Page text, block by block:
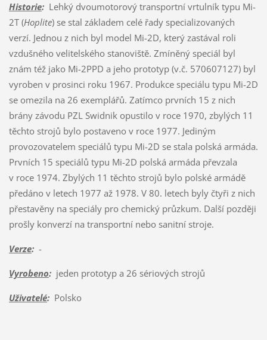
Historie:Lehký dvoumotorový transportní vrtulník typu Mi-
2T (Hoplite) se stal základem celé řady specializovaných
verzí. Jednou z nich byl model Mi-2D, který zastával roli
vzdušného velitelského stanoviště. Zmíněný speciál byl
znám též jako Mi-2PPD a jeho prototyp (v.č. 570607127) byl
vyroben v prosinci roku 1967. Produkce speciálu typu Mi-2D
se omezila na 26 exemplářů. Zatímco prvních 15 z nich
brány závodu PZL Swidnik opustilo v roce 1970, zbylých 11
těchto strojů bylo postaveno v roce 1977. Jediným
provozovatelem speciálů typu Mi-2D se stala polská armáda.
Prvních 15 speciálů typu Mi-2D polská armáda převzala
v roce 1974. Zbylých 11 těchto strojů bylo polské armádě
předáno v letech 1977 až 1978. V 80. letech byly čtyři z nich
přestavěny na speciály pro chemický průzkum. Další později
prošly konverzí na transportní nebo sanitní stroje.
Verze:-
Vyrobeno:jeden prototyp a 26 sériových strojů
Uživatelé:Polsko